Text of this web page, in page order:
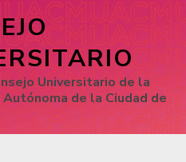
Universitario de la
Autónoma de la Ciudad de